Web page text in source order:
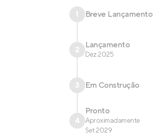
1 Breve Lançamento
2 Lançamento
Dez 2025
3 Em Construção
4
Pronto
Aproximadamente
Set 2029